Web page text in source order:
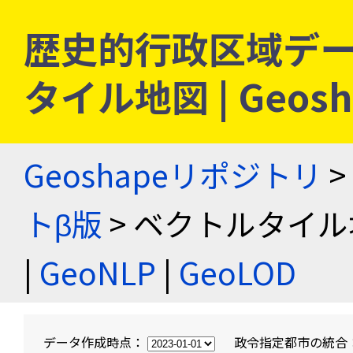
歴史的行政区域デ
タイル地図 |
Geoshapeリポジトリ >
トβ版 > ベクトルタイ
| GeoNLP | GeoLOD
データ作成時点： 政令指定都市の統